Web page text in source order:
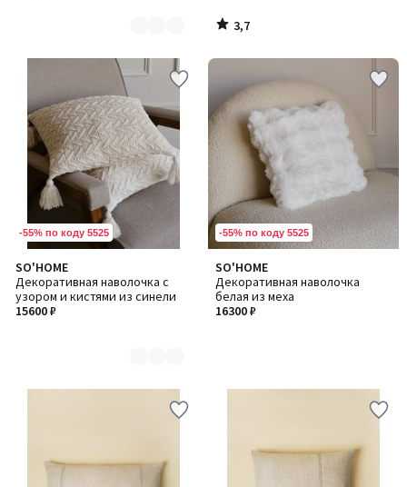
3,7
/
-55% по коду 5525
SO'HOME
Декоративная наволочка с
узором и кистями из синели
15600 ₽
Количество
цветов:
3
-55% по коду 5525
SO'HOME
Декоративная наволочка
белая из меха
16300 ₽